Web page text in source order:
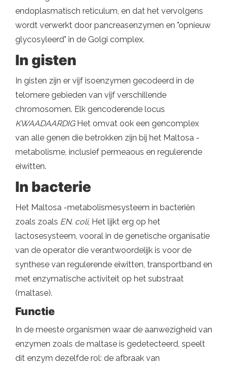
endoplasmatisch reticulum, en dat het vervolgens
wordt verwerkt door pancreasenzymen en "opnieuw
glycosyleerd" in de Golgi complex.
In gisten
In gisten zijn er vijf isoenzymen gecodeerd in de
telomere gebieden van vijf verschillende
chromosomen. Elk gencoderende locus
KWAADAARDIG Het omvat ook een gencomplex
van alle genen die betrokken zijn bij het Maltosa -
metabolisme, inclusief permeaous en regulerende
eiwitten.
In bacterie
Het Maltosa -metabolismesysteem in bacteriën
zoals zoals EN. coli, Het lijkt erg op het
lactosesysteem, vooral in de genetische organisatie
van de operator die verantwoordelijk is voor de
synthese van regulerende eiwitten, transportband en
met enzymatische activiteit op het substraat
(maltase).
Functie
In de meeste organismen waar de aanwezigheid van
enzymen zoals de maltase is gedetecteerd, speelt
dit enzym dezelfde rol: de afbraak van